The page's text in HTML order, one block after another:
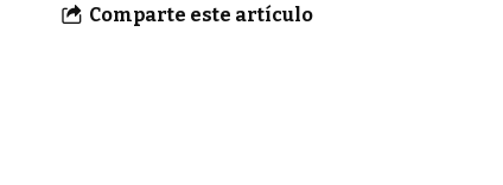
Comparte este artículo